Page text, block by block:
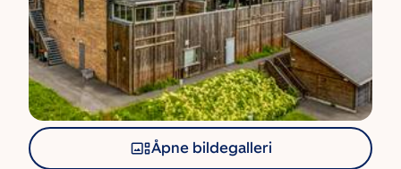
Åpne bildegalleri